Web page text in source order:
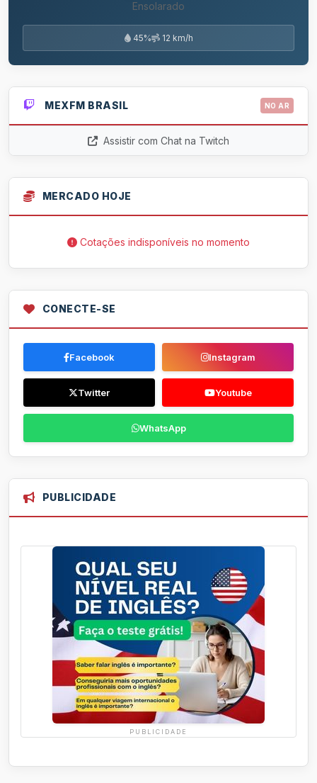
Ensolarado
45% 12 km/h
MEXFM BRASIL NO AR
Assistir com Chat na Twitch
MERCADO HOJE
Cotações indisponíveis no momento
CONECTE-SE
Facebook Instagram
Twitter Youtube
WhatsApp
PUBLICIDADE
PUBLICIDADE